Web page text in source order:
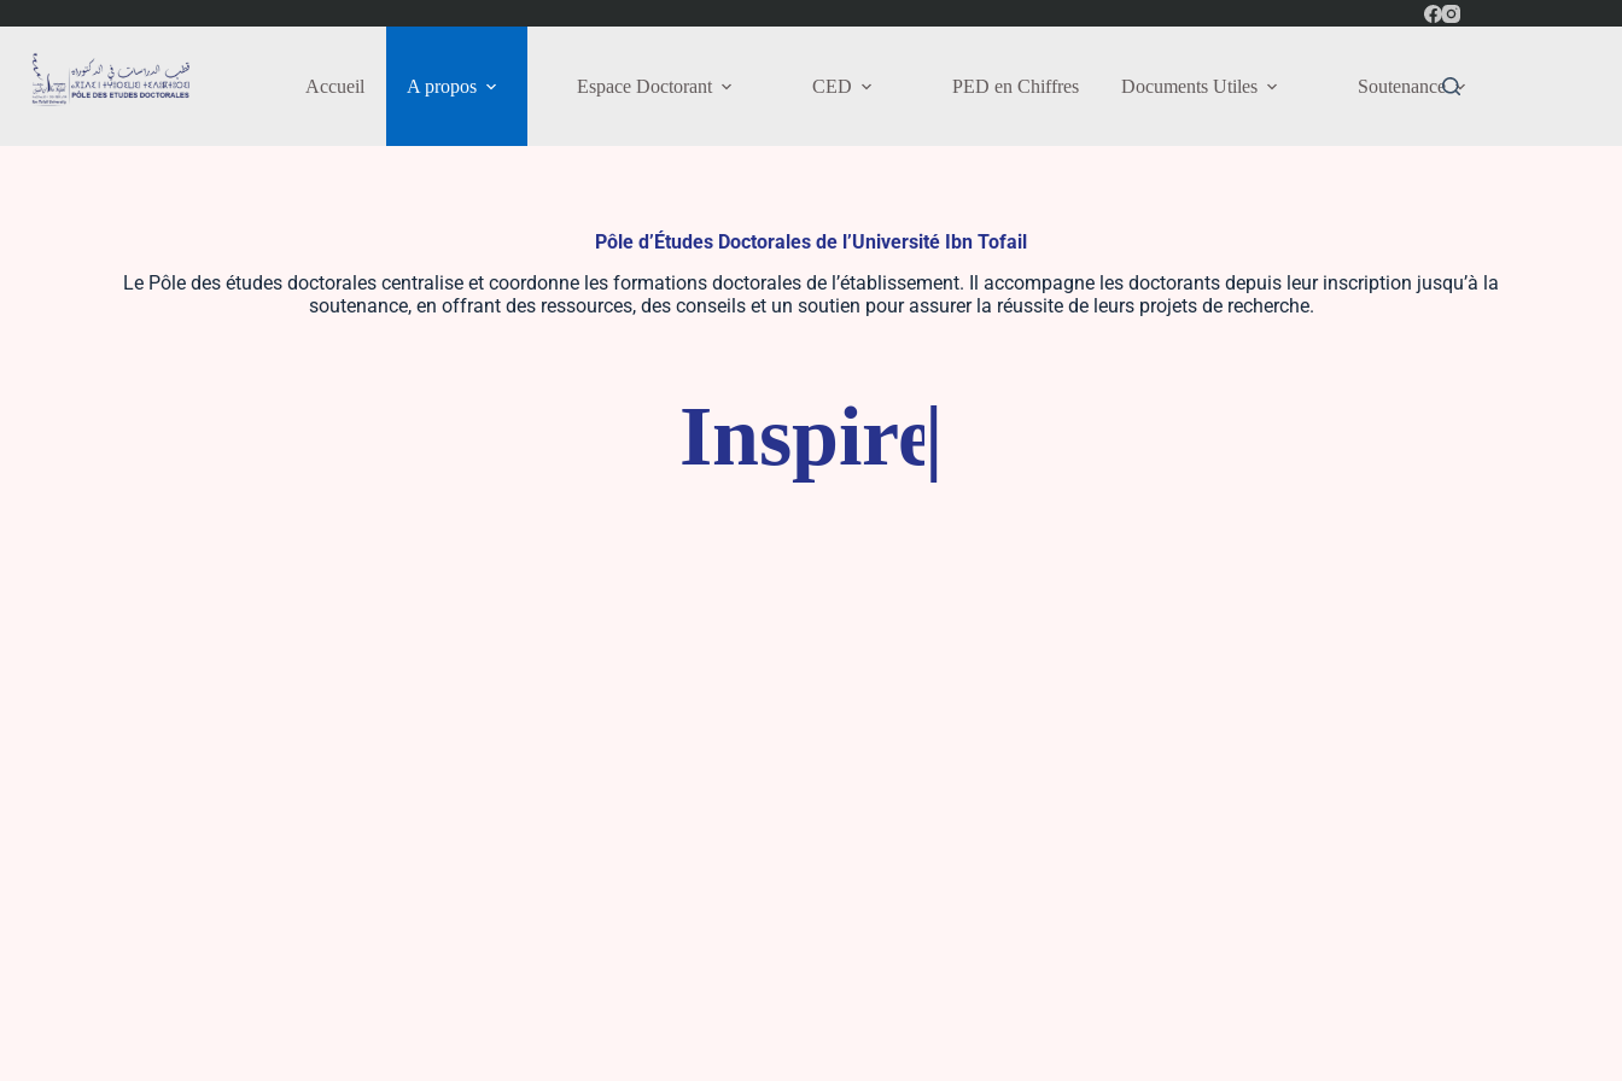
Accueil A propos Espace Doctorant CED PED en Chiffres Documents Utiles Soutenance
Pôle d’Études Doctorales de l’Université Ibn Tofail
Le Pôle des études doctorales centralise et coordonne les formations doctorales de l’établissement. Il accompagne les doctorants depuis leur inscription jusqu’à la
soutenance, en offrant des ressources, des conseils et un soutien pour assurer la réussite de leurs projets de recherche.
Inspire
|